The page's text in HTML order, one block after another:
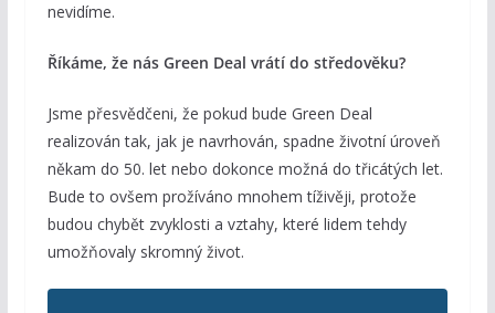
nevidíme.
Říkáme, že nás Green Deal vrátí do středověku?
Jsme přesvědčeni, že pokud bude Green Deal
realizován tak, jak je navrhován, spadne životní úroveň
někam do 50. let nebo dokonce možná do třicátých let.
Bude to ovšem prožíváno mnohem tíživěji, protože
budou chybět zvyklosti a vztahy, které lidem tehdy
umožňovaly skromný život.